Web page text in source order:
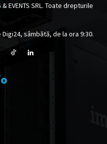
& EVENTS SRL. Toate drepturile
sâmbătă, de la ora 9:30.